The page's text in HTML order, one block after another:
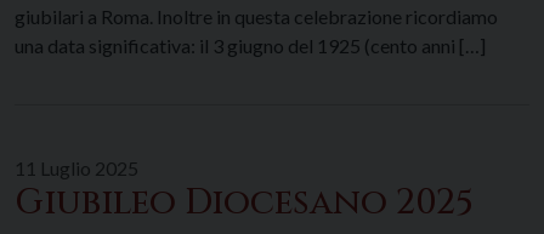
giubilari a Roma. Inoltre in questa celebrazione ricordiamo
una data significativa: il 3 giugno del 1925 (cento anni […]
11 Luglio 2025
Giubileo Diocesano 2025